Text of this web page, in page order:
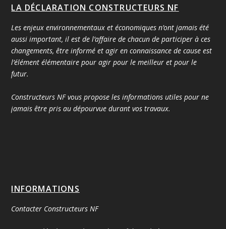
LA DÉCLARATION CONSTRUCTEURS NF
Les enjeux environnementaux et économiques n’ont jamais été
aussi important, il est de l’affaire de chacun de participer à ces
changements, être informé et agir en connaissance de cause est
l’élément élémentaire pour agir pour le meilleur et pour le
futur.
Constructeurs NF vous propose les informations utiles pour ne
jamais être pris au dépourvue durant vos travaux.
INFORMATIONS
Contacter Constructeurs NF